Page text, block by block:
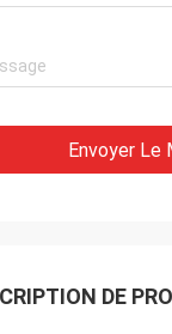
Envoyer Le
DE